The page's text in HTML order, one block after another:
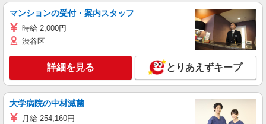
マンションの受付・案内スタッフ
時給 2,000円
渋谷区
詳細を見る とりあえずキープ
大学病院の中材滅菌
月給 254,160円